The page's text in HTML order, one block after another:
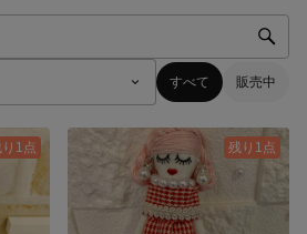
すべて 販売中
1点 残り1点